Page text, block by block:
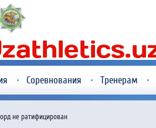
Соревнования Тренерам
не ратифицирован